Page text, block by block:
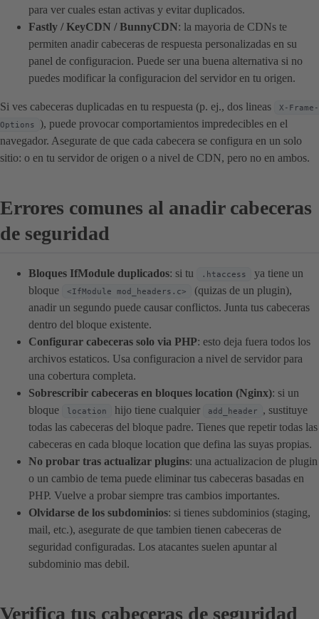
para ver cuales estan activas y evitar duplicados.
Fastly / KeyCDN / BunnyCDN: la mayoria de CDNs te
permiten anadir cabeceras de respuesta personalizadas en su
panel de configuracion. Puede ser una buena alternativa si no
puedes modificar la configuracion del servidor en tu origen.
Si ves cabeceras duplicadas en tu respuesta (p. ej., dos lineas
X-Frame-
Options ), puede provocar comportamientos impredecibles en el
navegador. Asegurate de que cada cabecera se configura en un solo
sitio: o en tu servidor de origen o a nivel de CDN, pero no en ambos.
Errores comunes al anadir cabeceras
de seguridad
Bloques IfModule duplicados: si tu .htaccess
ya tiene un
bloque
<IfModule mod_headers.c>
(quizas de un plugin),
anadir un segundo puede causar conflictos. Junta tus cabeceras
dentro del bloque existente.
Configurar cabeceras solo via PHP: esto deja fuera todos los
archivos estaticos. Usa configuracion a nivel de servidor para
una cobertura completa.
Sobrescribir cabeceras en bloques location (Nginx): si un
bloque
location hijo tiene cualquier add_header
, sustituye
todas las cabeceras del bloque padre. Tienes que repetir todas las
cabeceras en cada bloque location que defina las suyas propias.
No probar tras actualizar plugins: una actualizacion de plugin
o un cambio de tema puede eliminar tus cabeceras basadas en
PHP. Vuelve a probar siempre tras cambios importantes.
Olvidarse de los subdominios: si tienes subdominios (staging,
mail, etc.), asegurate de que tambien tienen cabeceras de
seguridad configuradas. Los atacantes suelen apuntar al
subdominio mas debil.
Verifica tus cabeceras de seguridad